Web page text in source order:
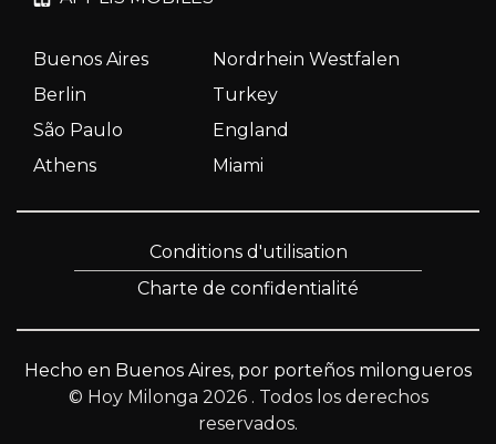
Buenos Aires
Nordrhein Westfalen
Berlin
Turkey
São Paulo
England
Athens
Miami
Conditions d'utilisation
Charte de confidentialité
Hecho en Buenos Aires, por porteños milongueros
© Hoy Milonga 2026 . Todos los derechos
reservados.